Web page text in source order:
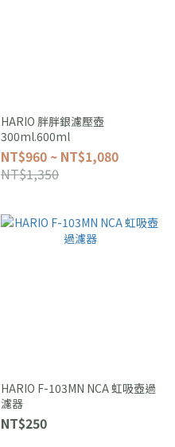
HARIO 胖胖銀濾壓壺
300ml.600ml
NT$960 ~ NT$1,080
NT$1,350
HARIO F-103MN NCA 虹吸壺過
濾器
NT$250